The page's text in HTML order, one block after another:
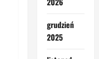
grudzień
2025